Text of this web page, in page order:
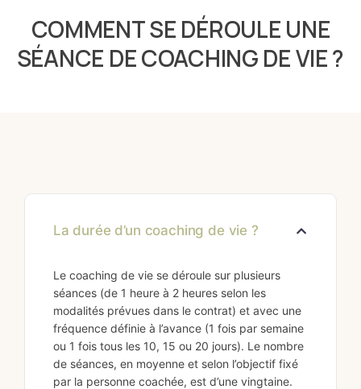
COMMENT SE DÉROULE UNE
SÉANCE DE COACHING DE VIE ?
La durée d’un coaching de vie ?
Le coaching de vie se déroule sur plusieurs
séances (de 1 heure à 2 heures selon les
modalités prévues dans le contrat) et avec une
fréquence définie à l’avance (1 fois par semaine
ou 1 fois tous les 10, 15 ou 20 jours). Le nombre
de séances, en moyenne et selon l’objectif fixé
par la personne coachée, est d’une vingtaine.